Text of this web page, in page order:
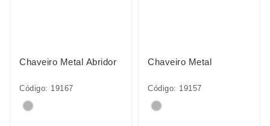
Chaveiro Metal Abridor
Código: 19167
Chaveiro Metal
Código: 19157